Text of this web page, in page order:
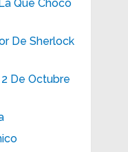
Que Chocó
De Sherlock
De Octubre